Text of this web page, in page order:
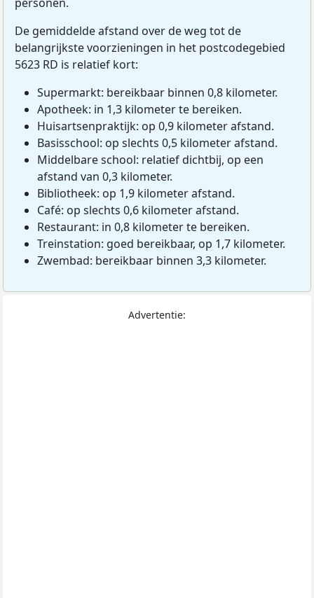
personen.
De gemiddelde afstand over de weg tot de
belangrijkste voorzieningen in het postcodegebied
5623 RD is relatief kort:
Supermarkt: bereikbaar binnen 0,8 kilometer.
Apotheek: in 1,3 kilometer te bereiken.
Huisartsenpraktijk: op 0,9 kilometer afstand.
Basisschool: op slechts 0,5 kilometer afstand.
Middelbare school: relatief dichtbij, op een
afstand van 0,3 kilometer.
Bibliotheek: op 1,9 kilometer afstand.
Café: op slechts 0,6 kilometer afstand.
Restaurant: in 0,8 kilometer te bereiken.
Treinstation: goed bereikbaar, op 1,7 kilometer.
Zwembad: bereikbaar binnen 3,3 kilometer.
Advertentie: